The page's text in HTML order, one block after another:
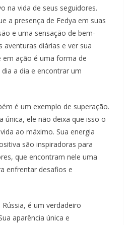
na vida de seus seguidores.
a presença de Fedya em suas
e uma sensação de bem-
aventuras diárias e ver sua
em ação é uma forma de
a dia e encontrar um
é um exemplo de superação.
única, ele não deixa que isso o
ao máximo. Sua energia
são inspiradoras para
que encontram nele uma
enfrentar desafios e
é um verdadeiro
aparência única e